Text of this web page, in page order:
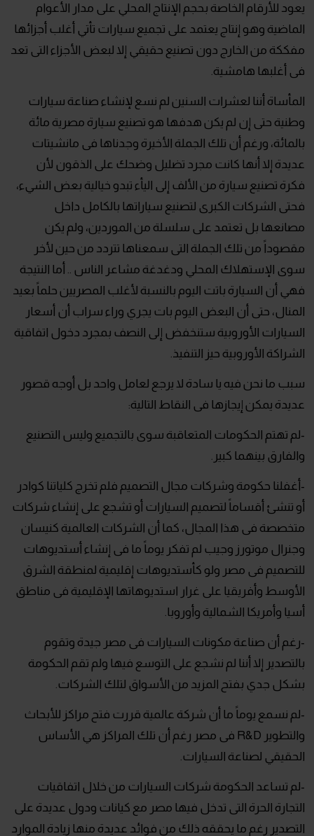
يعود للأرقام الخاصة بحجم الإنتاج المحلي على مدار الأعوام
الماضية وهو إنتاج يعتمد على تجميع سيارات تأتي أغلب أجزائها
مفككة من الخارج دون تصنيع حقيقي إلا لبعض الأجزاء التى تعد
فى أغلبها هامشية.
المأساة أننا لعشرات السنين لم نسع لإنشاء صناعة سيارات
وطنية حتى إن لم يكن هدفها هو تصنيع سيارة مصرية مائة
بالمائة، ورغم أن تلك الجملة الأخيرة وجدناها فى مانشيتات
عديدة إلا أنها كانت مجرد تضليل وضحك على الذقون لأن
فكرة تصنيع سيارة من الألف إلى اليأء تبدو خيالية بعض الشيء،
فحتى الشركات الكبرى لتصنيع سياراتها بالكامل داخل
مصانعها بل تعتمد على سلسلة من الموردين، ولم يكن
مقصوداً من تلك الجملة التى سمعناها تتردد من حين لأخر
سوى الإستهلاك المحلي ودغدغة مشاعر الناس .. أما النتيجة
فهي أن السيارة باتت اليوم بالنسبة لأغلب المصريين حلماً بعيد
المنال، حتى أن البعض اليوم بات يجري وراء سراب أن أسعار
السيارات الأوروبية ستنخفض إلى النصف بمجرد دخول اتفاقية
الشراكة الأوروبية حيز التنفيذ.
سبب ما نحن فيه يا سادة لا يرجع لعامل واحد بل أوجه قصور
عديدة يمكن إيجازها فى النقاط التالية:
-لم تهتم الحكومات المتعاقبة سوى بالتجميع وليس التصنيع
والفارق بينهما كبير.
-أغفلنا حكومة وشركات مجال التصميم فلم تخرج كلياتنا كوادر
أو تنشئ أقساماً لتصميم السيارات أو تشجع على إنشاء شركات
متخصصة فى هذا المجال، كما أن الشركات العالمية كنيسان
وجنرال موتورز وجيب لم تفكر يوماً ما فى إنشاء أستديوهات
للتصميم فى مصر ولو كأستديوهات إقليمية لمنطقة الشرق
الأوسط وأفريقيا على غرار استديوهاتها الإقليمية فى مناطق
أسيا وأمريكا الشمالية وأوروبا.
-رغم أن صناعة مكونات السيارات فى مصر جيدة وتقوم
بالتصدير إلا أننا لم نشجع على التوسع فيها ولم تقم الحكومة
بشكل جدي بفتح المزيد من الأسواق لتلك الشركات.
-لم نسمع يوماً ما أن شركة عالمية قررت فتح مراكز للأبحاث
والتطوير R&D فى مصر رغم أن تلك المراكز هي الأساس
الحقيقي لصناعة السيارات.
-لم تساعد الحكومة شركات السيارات من خلال اتفاقيات
التجارة الحرة التى تدخل فيها مصر مع كيانات ودول عديدة على
التصدير رغم ما يحققه ذلك من فوائد عديدة منها زيادة الموارد